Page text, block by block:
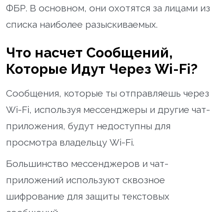
ФБР. В основном, они охотятся за лицами из
списка наиболее разыскиваемых.
Что насчет Сообщений,
Которые Идут Через Wi-Fi?
Сообщения, которые ты отправляешь через
Wi-Fi, используя мессенджеры и другие чат-
приложения, будут недоступны для
просмотра владельцу Wi-Fi.
Большинство мессенджеров и чат-
приложений используют сквозное
шифрование для защиты текстовых